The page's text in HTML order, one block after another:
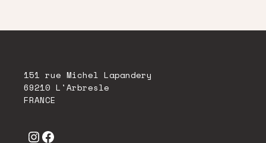
151 rue Michel Lapandery
69210 L'Arbresle
FRANCE
Instagram Facebook